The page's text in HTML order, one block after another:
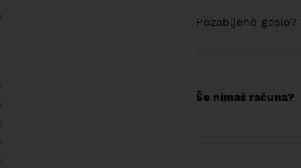
Pozabljeno geslo?
Še nimaš računa?